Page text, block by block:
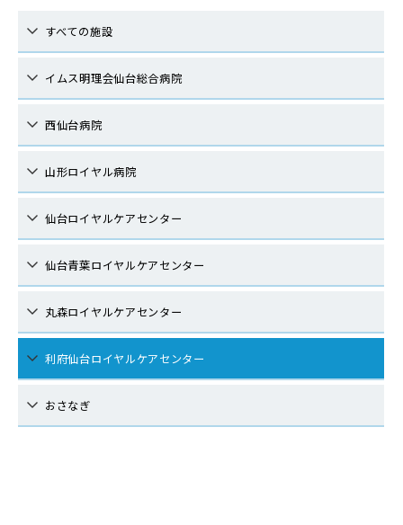
すべての施設
イムス明理会仙台総合病院
西仙台病院
山形ロイヤル病院
仙台ロイヤルケアセンター
仙台青葉ロイヤルケアセンター
丸森ロイヤルケアセンター
利府仙台ロイヤルケアセンター
おさなぎ